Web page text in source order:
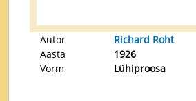
Autor
Aasta
Vorm
Richard Roht
1926
Lühiproosa